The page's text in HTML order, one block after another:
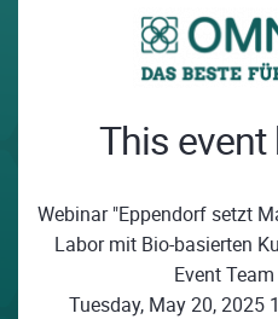
This event
Webinar "Eppendorf setzt
Labor mit Bio-basierten
Event
Tuesday, May 20, 2025